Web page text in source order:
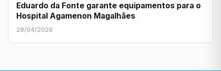
Eduardo da Fonte garante equipamentos para o
Hospital Agamenon Magalhães
28/04/2026